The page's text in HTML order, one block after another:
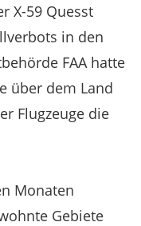
X-59 Quesst
in den
FAA hatte
über dem Land
Flugzeuge die
Monaten
Gebiete